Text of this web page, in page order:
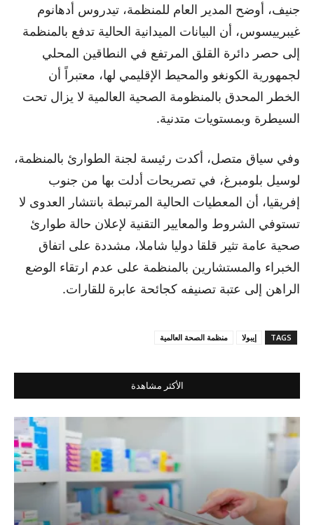
جنيف، أوضح المدير العام للمنظمة، تيدروس أدهانوم
غيبرييسوس، أن البيانات الميدانية الحالية تدفع بالمنظمة
إلى حصر دائرة القلق المرتفع في النطاقين المحلي
لجمهورية الكونغو والمحيط الإقليمي لها، معتبراً أن
الخطر المحدق بالمنظومة الصحية العالمية لا يزال تحت
السيطرة وبمستويات متدنية.
وفي سياق متصل، أكدت رئيسة لجنة الطوارئ بالمنظمة،
لوسيل بلومبرغ، في تصريحات أدلت بها من جنوب
إفريقيا، أن المعطيات الحالية المرتبطة بانتشار العدوى لا
تستوفي الشروط والمعايير التقنية لإعلان حالة طوارئ
صحية عامة تثير قلقا دوليا شاملا، مشددة على اتفاق
الخبراء والمستشارين بالمنظمة على عدم ارتقاء الوضع
الراهن إلى عتبة تصنيفه كجائحة عابرة للقارات.
TAGS إيبولا منظمة الصحة العالمية
الأكثر مشاهدة